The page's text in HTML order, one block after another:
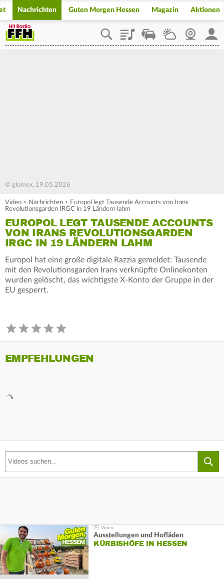
Nachrichten Guten Morgen Hessen Magazin Aktionen
PlaylistStaupilotWetterWebcam
© glomex, 19.05.2026
Video > Nachrichten > Europol legt Tausende Accounts von Irans
Revolutionsgarden IRGC in 19 Ländern lahm
EUROPOL LEGT TAUSENDE ACCOUNTS
VON IRANS REVOLUTIONSGARDEN
IRGC IN 19 LÄNDERN LAHM
Europol hat eine große digitale Razzia gemeldet: Tausende
mit den Revolutionsgarden Irans verknüpfte Onlinekonten
wurden gelöscht, das wichtigste X-Konto der Gruppe in der
EU gesperrt.
EMPFEHLUNGEN
Ausstellungen und Hofläden
KÜRBISHÖFE IN HESSEN